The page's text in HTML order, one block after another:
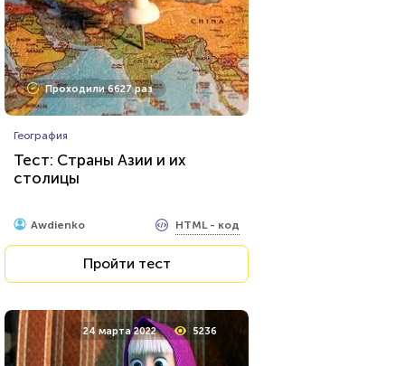
Проходили 524 раза
Тест: Муниципальное право
Пройти тест
17 декабря 2021
Проходили 6627 раз
География
Тест: Страны Азии и их
столицы
Awdienko HTML - код
Пройти тест
24 марта 2022 5236